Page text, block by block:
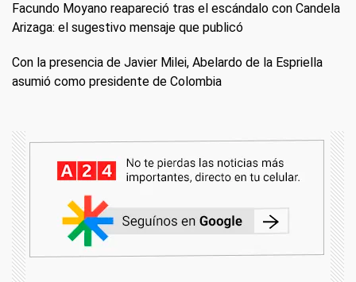
Facundo Moyano reapareció tras el escándalo con Candela
Arizaga: el sugestivo mensaje que publicó
Con la presencia de Javier Milei, Abelardo de la Espriella
asumió como presidente de Colombia